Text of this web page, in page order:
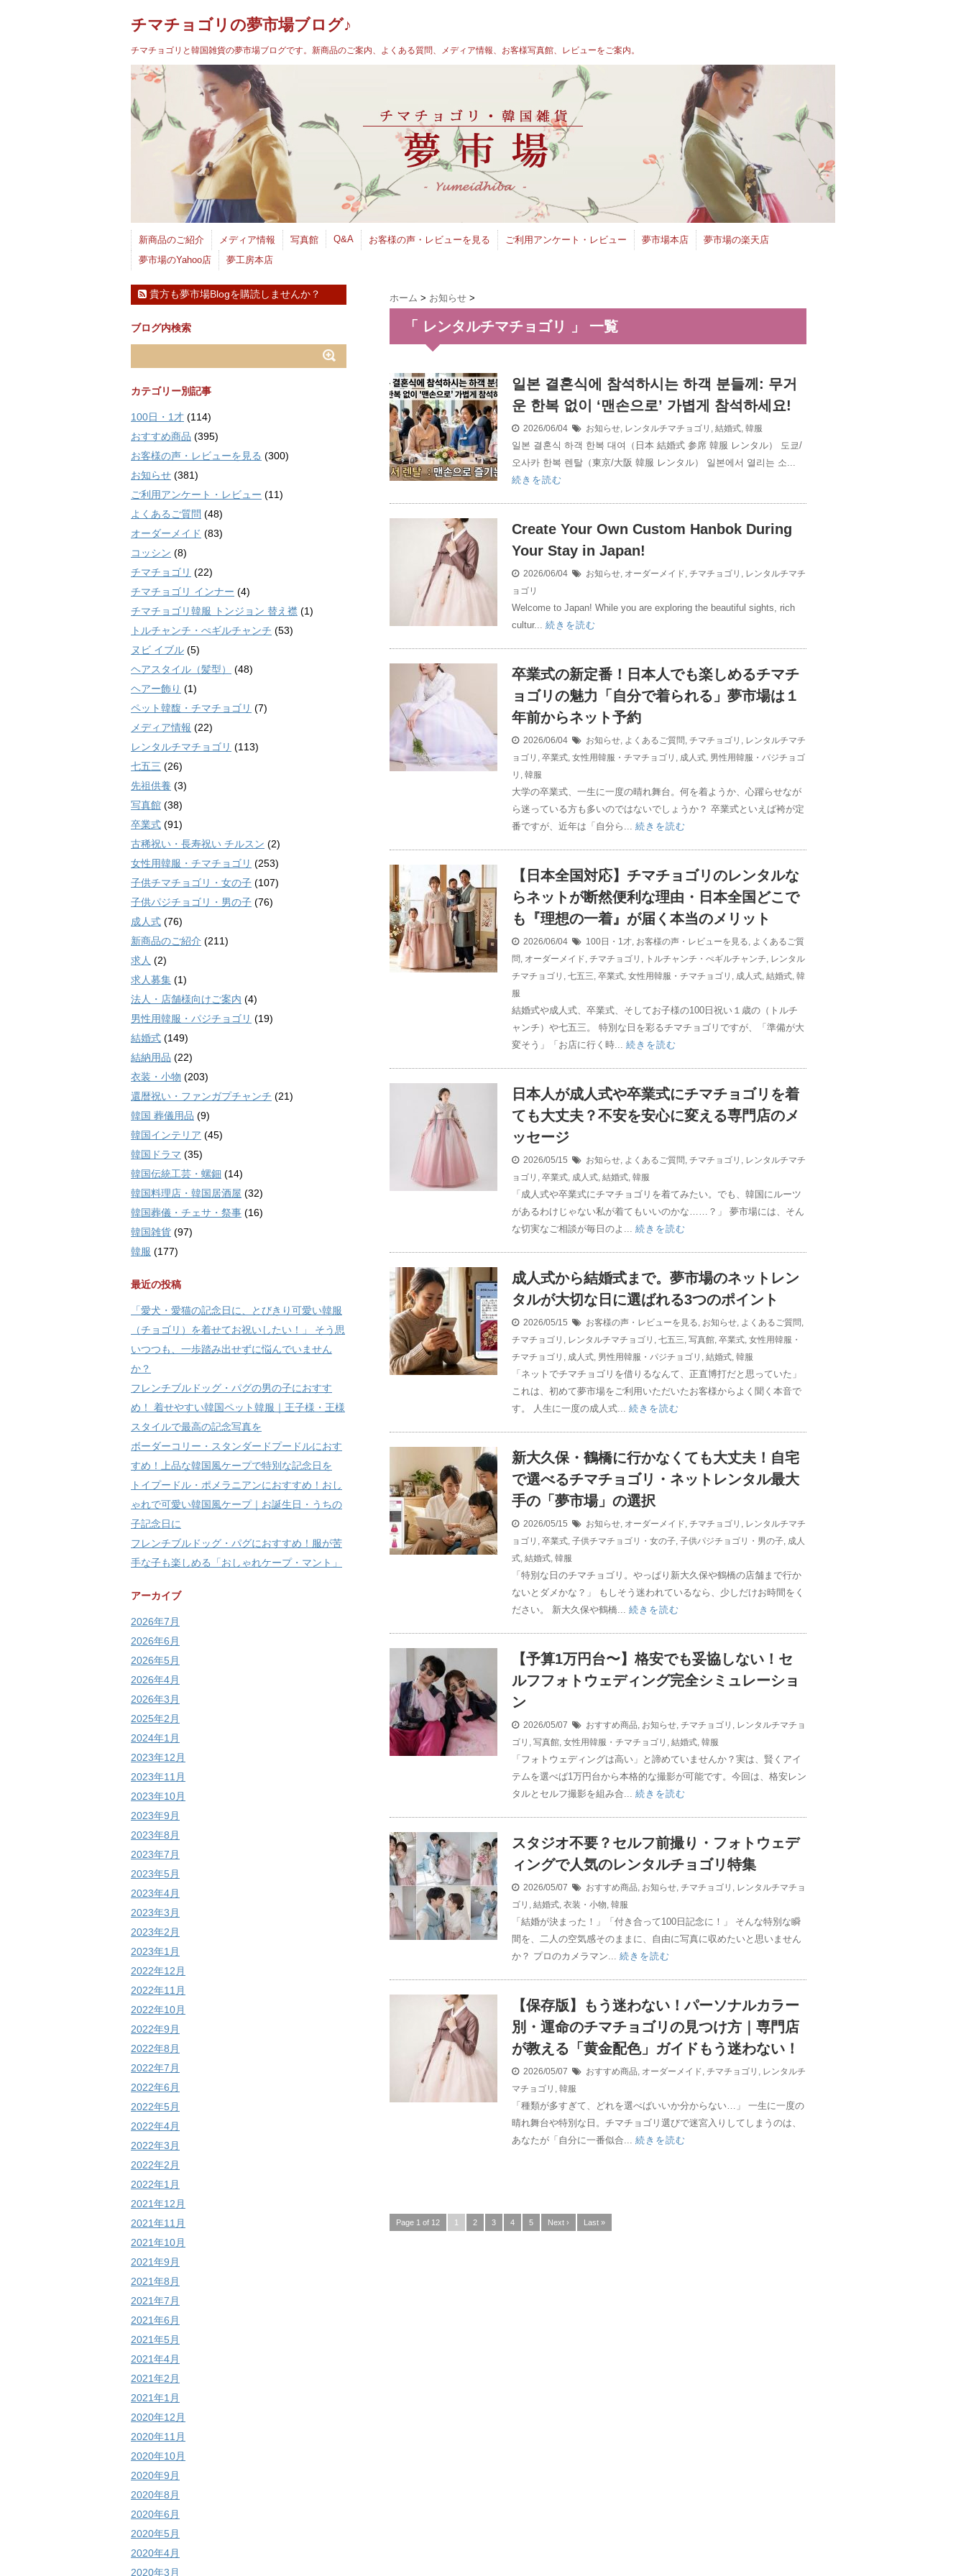
チマチョゴリの夢市場ブログ♪
チマチョゴリと韓国雑貨の夢市場ブログです。新商品のご案内、よくある質問、メディア情報、お客様写真館、レビューをご案内。
新商品のご紹介 メディア情報 写真館 Q&A お客様の声・レビューを見る ご利用アンケート・レビュー 夢市場本店
夢市場の楽天店
夢市場のYahoo店
夢工房本店
ホーム > お知らせ >
「 レンタルチマチョゴリ 」 一覧
일본 결혼식에 참석하시는 하객 분들께: 무거
운 한복 없이 ‘맨손으로’ 가볍게 참석하세요!
2026/06/04 お知らせ, レンタルチマチョゴリ , 結婚式, 韓服
일본 결혼식 하객 한복 대여（日本 結婚式 参席 韓服 レンタル） 도쿄/
오사카 한복 렌탈（東京/大阪 韓服 レンタル） 일본에서 열리는 소...
続きを読む
Create Your Own Custom Hanbok During
Your Stay in Japan!
2026/06/04 お知らせ, オーダーメイド, チマチョゴリ , レンタルチマチ
ョゴリ
Welcome to Japan! While you are exploring the beautiful sights, rich
cultur... 続きを読む
卒業式の新定番！日本人でも楽しめるチマチ
ョゴリの魅力「自分で着られる」夢市場は１
年前からネット予約
2026/06/04 お知らせ, よくあるご質問, チマチョゴリ , レンタルチマチ
ョゴリ , 卒業式, 女性用韓服・チマチョゴリ , 成人式, 男性用韓服・パジチョゴ
リ , 韓服
大学の卒業式、一生に一度の晴れ舞台。何を着ようか、心躍らせなが
ら迷っている方も多いのではないでしょうか？ 卒業式といえば袴が定
番ですが、近年は「自分ら... 続きを読む
【日本全国対応】チマチョゴリのレンタルな
らネットが断然便利な理由・日本全国どこで
も『理想の一着』が届く本当のメリット
2026/06/04 100日・1才, お客様の声・レビューを見る, よくあるご質
問, オーダーメイド, チマチョゴリ , トルチャンチ・ぺギルチャンチ, レンタル
チマチョゴリ , 七五三, 卒業式, 女性用韓服・チマチョゴリ , 成人式, 結婚式, 韓
服
結婚式や成人式、卒業式、そしてお子様の100日祝い１歳の（トルチ
ャンチ）や七五三。 特別な日を彩るチマチョゴリですが、「準備が大
変そう」「お店に行く時... 続きを読む
日本人が成人式や卒業式にチマチョゴリを着
ても大丈夫？不安を安心に変える専門店のメ
ッセージ
2026/05/15 お知らせ, よくあるご質問, チマチョゴリ , レンタルチマチ
ョゴリ , 卒業式, 成人式, 結婚式, 韓服
「成人式や卒業式にチマチョゴリを着てみたい。でも、韓国にルーツ
があるわけじゃない私が着てもいいのかな……？」 夢市場には、そん
な切実なご相談が毎日のよ... 続きを読む
成人式から結婚式まで。夢市場のネットレン
タルが大切な日に選ばれる3つのポイント
2026/05/15 お客様の声・レビューを見る, お知らせ, よくあるご質問,
チマチョゴリ , レンタルチマチョゴリ , 七五三, 写真館, 卒業式, 女性用韓服・
チマチョゴリ , 成人式, 男性用韓服・パジチョゴリ , 結婚式, 韓服
「ネットでチマチョゴリを借りるなんて、正直博打だと思っていた」
これは、初めて夢市場をご利用いただいたお客様からよく聞く本音で
す。 人生に一度の成人式... 続きを読む
新大久保・鶴橋に行かなくても大丈夫！自宅
で選べるチマチョゴリ・ネットレンタル最大
手の「夢市場」の選択
2026/05/15 お知らせ, オーダーメイド, チマチョゴリ , レンタルチマチ
ョゴリ , 卒業式, 子供チマチョゴリ・女の子, 子供パジチョゴリ・男の子, 成人
式, 結婚式, 韓服
「特別な日のチマチョゴリ。やっぱり新大久保や鶴橋の店舗まで行か
ないとダメかな？」 もしそう迷われているなら、少しだけお時間をく
ださい。 新大久保や鶴橋... 続きを読む
【予算1万円台〜】格安でも妥協しない！セ
ルフフォトウェディング完全シミュレーショ
ン
2026/05/07 おすすめ商品, お知らせ, チマチョゴリ , レンタルチマチョ
ゴリ , 写真館, 女性用韓服・チマチョゴリ , 結婚式, 韓服
「フォトウェディングは高い」と諦めていませんか？実は、賢くアイ
テムを選べば1万円台から本格的な撮影が可能です。今回は、格安レン
タルとセルフ撮影を組み合... 続きを読む
スタジオ不要？セルフ前撮り・フォトウェデ
ィングで人気のレンタルチョゴリ特集
2026/05/07 おすすめ商品, お知らせ, チマチョゴリ , レンタルチマチョ
ゴリ , 結婚式, 衣装・小物, 韓服
「結婚が決まった！」「付き合って100日記念に！」 そんな特別な瞬
間を、二人の空気感そのままに、自由に写真に収めたいと思いません
か？ プロのカメラマン... 続きを読む
【保存版】もう迷わない！パーソナルカラー
別・運命のチマチョゴリの見つけ方｜専門店
が教える「黄金配色」ガイドもう迷わない！
2026/05/07 おすすめ商品, オーダーメイド, チマチョゴリ , レンタルチ
マチョゴリ , 韓服
「種類が多すぎて、どれを選べばいいか分からない…」 一生に一度の
晴れ舞台や特別な日。チマチョゴリ選びで迷宮入りしてしまうのは、
あなたが「自分に一番似合... 続きを読む
Page 1 of 12 1 2 3 4 5 Next › Last »
貴方も夢市場Blogを購読しませんか？
ブログ内検索
カテゴリー別記事
100日・1才 (114)
おすすめ商品 (395)
お客様の声・レビューを見る (300)
お知らせ (381)
ご利用アンケート・レビュー (11)
よくあるご質問 (48)
オーダーメイド (83)
コッシン (8)
チマチョゴリ (22)
チマチョゴリ インナー (4)
チマチョゴリ韓服 トンジョン 替え襟 (1)
トルチャンチ・ぺギルチャンチ (53)
ヌビ イブル (5)
ヘアスタイル（髪型）
(48)
ヘアー飾り (1)
ペット韓馥・チマチョゴリ (7)
メディア情報 (22)
レンタルチマチョゴリ (113)
七五三 (26)
先祖供養 (3)
写真館 (38)
卒業式 (91)
古稀祝い・長寿祝い チルスン (2)
女性用韓服・チマチョゴリ (253)
子供チマチョゴリ・女の子 (107)
子供パジチョゴリ・男の子 (76)
成人式 (76)
新商品のご紹介 (211)
求人 (2)
求人募集 (1)
法人・店舗様向けご案内 (4)
男性用韓服・パジチョゴリ (19)
結婚式 (149)
結納用品 (22)
衣装・小物 (203)
還暦祝い・ファンガプチャンチ (21)
韓国 葬儀用品 (9)
韓国インテリア (45)
韓国ドラマ (35)
韓国伝統工芸・螺鈿 (14)
韓国料理店・韓国居酒屋 (32)
韓国葬儀・チェサ・祭事 (16)
韓国雑貨 (97)
韓服 (177)
最近の投稿
「愛犬・愛猫の記念日に、とびきり可愛い韓服
（チョゴリ）を着せてお祝いしたい！」 そう思
いつつも、一歩踏み出せずに悩んでいません
か？
フレンチブルドッグ・パグの男の子におすす
め！ 着せやすい韓国ペット韓服｜王子様・王様
スタイルで最高の記念写真を
ボーダーコリー・スタンダードプードルにおす
すめ！上品な韓国風ケープで特別な記念日を
トイプードル・ポメラニアンにおすすめ！おし
ゃれで可愛い韓国風ケープ｜お誕生日・うちの
子記念日に
フレンチブルドッグ・パグにおすすめ！服が苦
手な子も楽しめる「おしゃれケープ・マント」
アーカイブ
2026年7月
2026年6月
2026年5月
2026年4月
2026年3月
2025年2月
2024年1月
2023年12月
2023年11月
2023年10月
2023年9月
2023年8月
2023年7月
2023年5月
2023年4月
2023年3月
2023年2月
2023年1月
2022年12月
2022年11月
2022年10月
2022年9月
2022年8月
2022年7月
2022年6月
2022年5月
2022年4月
2022年3月
2022年2月
2022年1月
2021年12月
2021年11月
2021年10月
2021年9月
2021年8月
2021年7月
2021年6月
2021年5月
2021年4月
2021年2月
2021年1月
2020年12月
2020年11月
2020年10月
2020年9月
2020年8月
2020年6月
2020年5月
2020年4月
2020年3月